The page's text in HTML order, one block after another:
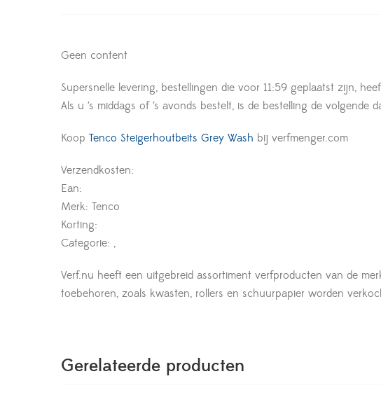
Geen content
Supersnelle levering, bestellingen die voor 11:59 geplaatst zijn,
Als u ’s middags of ’s avonds bestelt, is de bestelling de volgende
Koop Tenco Steigerhoutbeits Grey Wash bij verfmenger.com
Verzendkosten:
Ean:
Merk: Tenco
Korting:
Categorie: ,
Verf.nu heeft een uitgebreid assortiment verfproducten van de
toebehoren, zoals kwasten, rollers en schuurpapier worden
Gerelateerde producten